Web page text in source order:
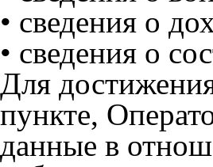
• сведения о
• сведения о
Для
пункте,
данные в